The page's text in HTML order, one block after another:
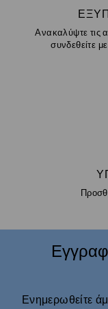
Ανακαλύψτε τις
συνδεθείτε
Ενημερωθείτε